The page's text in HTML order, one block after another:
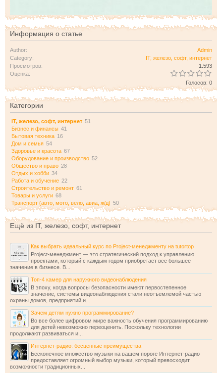
Информация о статье
Author:
Admin
Category:
IT, железо, софт, интернет
Просмотров:
1.593
Оценка:
Голосов: 0
Категории
IT, железо, софт, интернет 51
Бизнес и финансы 41
Бытовая техника 16
Дом и семья 54
Здоровье и красота 67
Оборудование и производство 52
Общество и право 28
Отдых и хобби 34
Работа и обучение 22
Строительство и ремонт 61
Товары и услуги 68
Транспорт (авто, мото, вело, авиа, ж/д) 50
Ещё из IT, железо, софт, интернет
Как выбрать идеальный курс по Project-менеджменту на tutortop
Project-менеджмент — это стратегический подход к управлению
проектами, который с каждым годом приобретает все большее
значение в бизнесе. В...
Топ-4 камер для наружного видеонаблюдения
В эпоху, когда вопросы безопасности имеют первостепенное
значение, системы видеонаблюдения стали неотъемлемой частью
охраны домов, предприятий и...
Зачем детям нужно программирование?
Во все более цифровом мире важность обучения программированию
для детей невозможно переоценить. Поскольку технологии
продолжают развиваться и...
Интернет-радио: бесценные преимущества
Бесконечное множество музыки на вашем пороге Интернет-радио
предоставляет огромный выбор музыки, который превосходит
возможности традиционных...